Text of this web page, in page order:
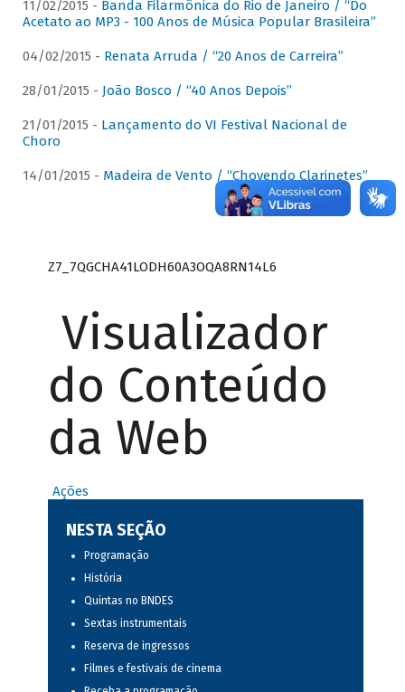
11/02/2015 - Banda Filarmônica do Rio de Janeiro / “Do
Acetato ao MP3 - 100 Anos de Música Popular Brasileira”
04/02/2015 - Renata Arruda / “20 Anos de Carreira”
28/01/2015 - João Bosco / “40 Anos Depois”
21/01/2015 - Lançamento do VI Festival Nacional de
Choro
14/01/2015 - Madeira de Vento / “Chovendo Clarinetes”
Z7_7QGCHA41LODH60A3OQA8RN14L6
Visualizador
do Conteúdo
da Web
Ações
NESTA SEÇÃO
Programação
História
Quintas no BNDES
Sextas instrumentais
Reserva de ingressos
Filmes e festivais de cinema